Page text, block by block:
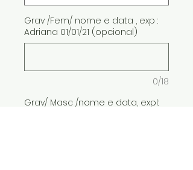
Grav /Fem/ nome e data , exp :
Adriana 01/01/21 (opcional)
0/18
Grav/ Masc /nome e data, expl: